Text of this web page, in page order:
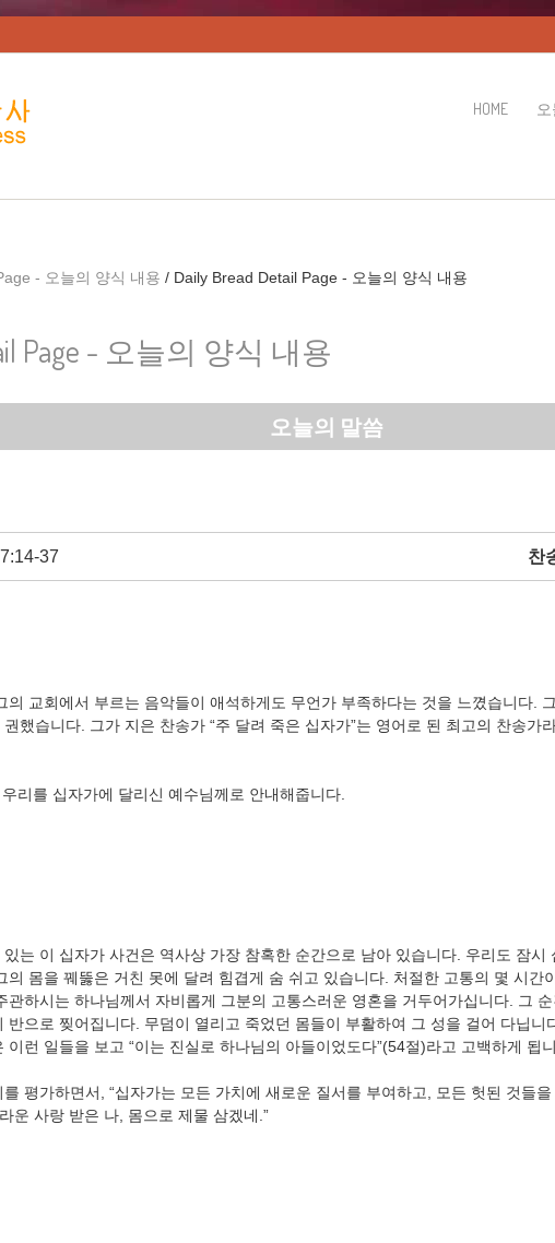
HOME
- 오늘의 양식 내용 / Daily Bread Detail Page - 오늘의 양식 내용
Page - 오늘의 양식 내용
오늘의 말씀
37 찬
의 교회에서 부르는 음악들이 애석하게도 무언가 부족하다는 것을 느꼈습니다.
했습니다. 그가 지은 찬송가 “주 달려 죽은 십자가”는 영어로 된 최고의 찬송가
리를 십자가에 달리신 예수님께로 안내해줍니다.
는 이 십자가 사건은 역사상 가장 참혹한 순간으로 남아 있습니다. 우리도 잠시
의 몸을 꿰뚫은 거친 못에 달려 힘겹게 숨 쉬고 있습니다. 처절한 고통의 몇 시간
관하시는 하나님께서 자비롭게 그분의 고통스러운 영혼을 거두어가십니다. 그
반으로 찢어집니다. 무덤이 열리고 죽었던 몸들이 부활하여 그 성을 걸어 다닙
이런 일들을 보고 “이는 진실로 하나님의 아들이었도다”(54절)라고 고백하게 됩
평가하면서, “십자가는 모든 가치에 새로운 질서를 부여하고, 모든 헛된 것들
운 사랑 받은 나, 몸으로 제물 삼겠네.”